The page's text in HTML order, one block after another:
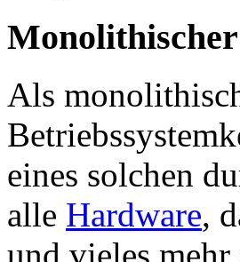
Als
eines solchen
alle Hardware,
und vieles